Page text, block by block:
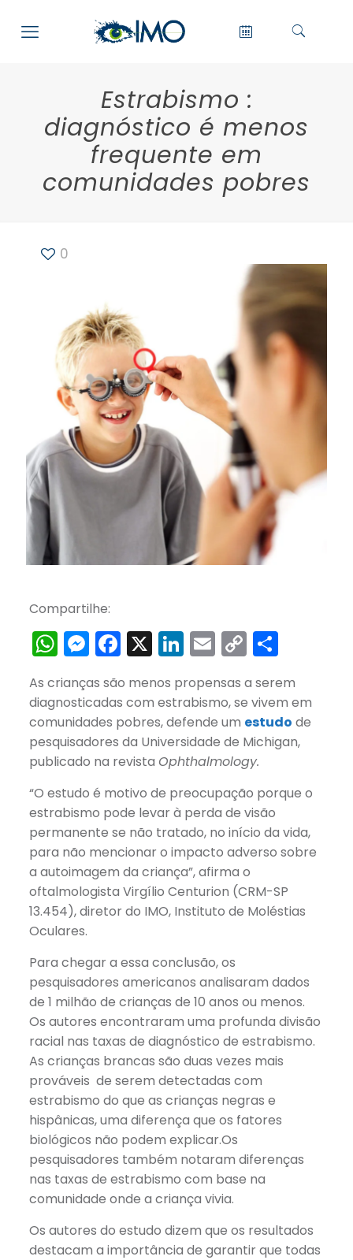
Estrabismo :
diagnóstico é menos
frequente em
comunidades pobres
0
Compartilhe:
WhatsApp
Messenger
Facebook
X LinkedIn
Email
Copy
Link
Share
As crianças são menos propensas a serem
diagnosticadas com estrabismo, se vivem em
comunidades pobres, defende um estudo de
pesquisadores da Universidade de Michigan,
publicado na revista Ophthalmology.
“O estudo é motivo de preocupação porque o
estrabismo pode levar à perda de visão
permanente se não tratado, no início da vida,
para não mencionar o impacto adverso sobre
a autoimagem da criança”, afirma o
oftalmologista Virgílio Centurion (CRM-SP
13.454), diretor do IMO, Instituto de Moléstias
Oculares.
Para chegar a essa conclusão, os
pesquisadores americanos analisaram dados
de 1 milhão de crianças de 10 anos ou menos.
Os autores encontraram uma profunda divisão
racial nas taxas de diagnóstico de estrabismo.
As crianças brancas são duas vezes mais
prováveis ​​ de serem detectadas com
estrabismo do que as crianças negras e
hispânicas, uma diferença que os fatores
biológicos não podem explicar.Os
pesquisadores também notaram diferenças
nas taxas de estrabismo com base na
comunidade onde a criança vivia.
Os autores do estudo dizem que os resultados
destacam a importância de garantir que todas